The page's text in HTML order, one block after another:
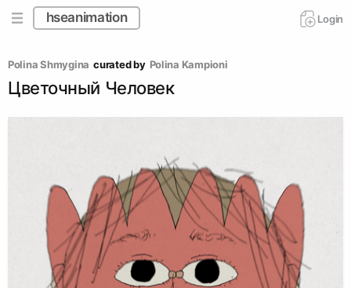
hseanimation Login
Polina Shmygina curated by Polina Kampioni
Цветочный Человек